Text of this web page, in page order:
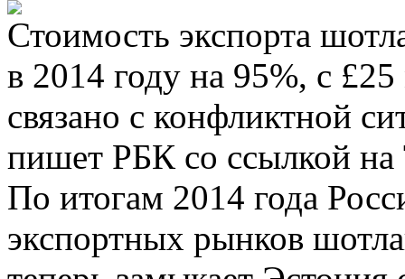
Стоимость экспорта
в 2014 году на 95%, с
связано с конфликтной
пишет РБК со ссылкой на
По итогам 2014 года
экспортных рынков